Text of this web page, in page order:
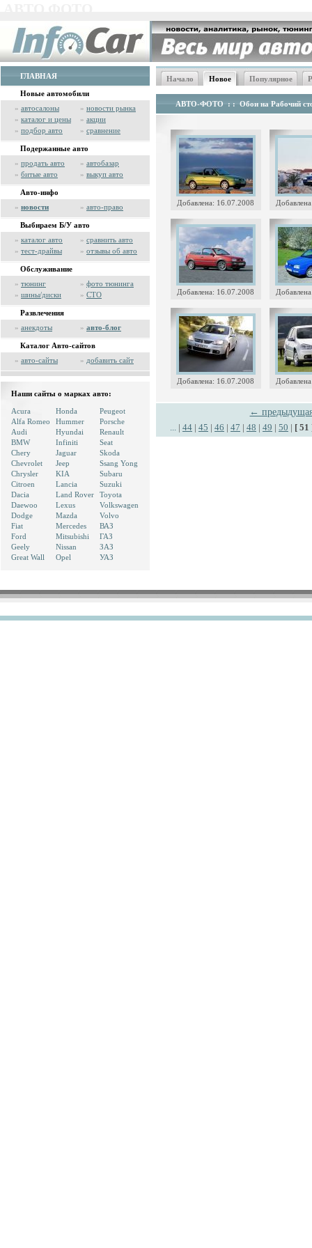
ГЛАВНАЯ
Новые автомобили
» автосалоны » новости рынка
» каталог и цены » акции
» подбор авто » сравнение
Подержанные авто
» продать авто » автобазар
» битые авто » выкуп авто
Авто-инфо
» новости » авто-право
Выбираем Б/У авто
» каталог авто » сравнить авто
» тест-драйвы » отзывы об авто
Обслуживание
» тюнинг » фото тюнинга
» шины/диски » СТО
Развлечения
» анекдоты » авто-блог
Каталог Авто-сайтов
» авто-сайты » добавить сайт
Наши сайты о марках авто:
Acura
Alfa Romeo
Audi
BMW
Chery
Chevrolet
Chrysler
Citroen
Dacia
Daewoo
Dodge
Fiat
Ford
Geely
Great Wall
Honda
Hummer
Hyundai
Infiniti
Jaguar
Jeep
KIA
Lancia
Land Rover
Lexus
Mazda
Mercedes
Mitsubishi
Nissan
Opel
Peugeot
Porsche
Renault
Seat
Skoda
Ssang Yong
Subaru
Suzuki
Toyota
Volkswagen
Volvo
ВАЗ
ГАЗ
ЗАЗ
УАЗ
Начало Новое Популярное
АВТО-ФОТО : : Обои на Рабочий
Добавлена: 16.07.2008
Добавлена: 16.07.2008
Добавлена: 16.07.2008
←
... | 44 | 45 | 46 | 47 | 48 | 49 | 50 | [ 51